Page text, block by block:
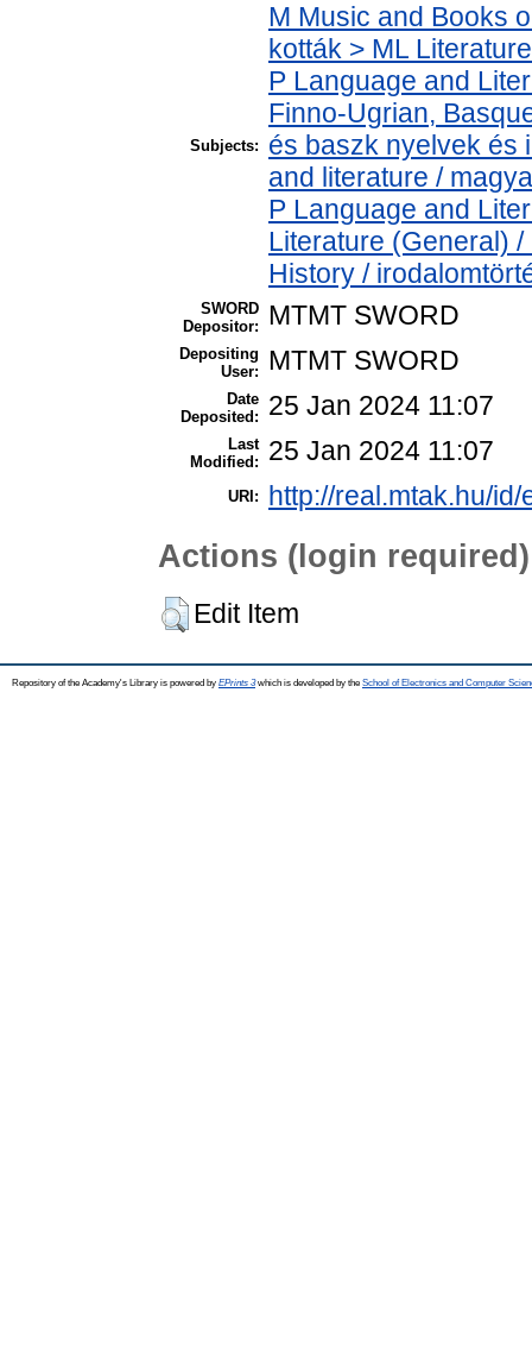
Subjects:
M Music and Books
kották > ML
P Language and
Finno-Ugrian,
és baszk nyelvek és
and literature /
P Language and
Literature (General)
History /
SWORD
Depositor:
MTMT SWORD
Depositing
User:
MTMT SWORD
Date
Deposited:
25 Jan 2024 11:07
Last
Modified:
25 Jan 2024 11:07
URI: http://real.mtak.hu/
Actions (login required)
Edit Item
Repository of the Academy's Library is powered by EPrints 3which is developed by the School of Electronics and Computer